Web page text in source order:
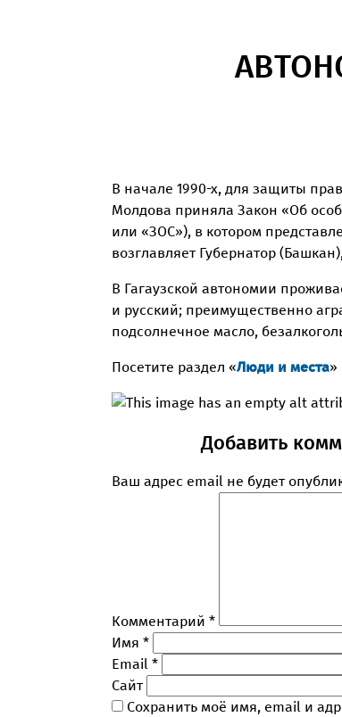
В начале 1990-х, для защиты
Молдова приняла Закон «Об
или «ЗОС»), в котором
возглавляет Губернатор
В Гагаузской автономии
и русский; преимущественно
подсолнечное масло,
Посетите раздел «Люди и места»
Добавить
Ваш адрес email не будет
Комментарий *
Имя *
Email *
Сайт
Сохранить моё имя, email и